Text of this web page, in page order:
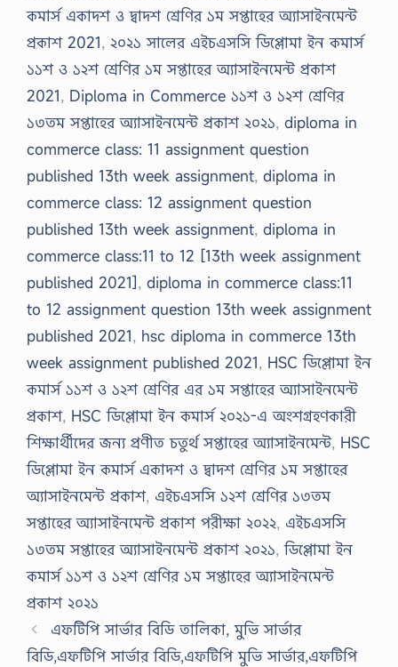
কমার্স একাদশ ও দ্বাদশ শ্রেণির ১ম সপ্তাহের অ্যাসাইনমেন্ট
প্রকাশ 2021, ২০২১ সালের এইচএসসি ডিপ্লোমা ইন কমার্স
১১শ ও ১২শ শ্রেণির ১ম সপ্তাহের অ্যাসাইনমেন্ট প্রকাশ
2021, Diploma in Commerce ১১শ ও ১২শ শ্রেণির
১৩তম সপ্তাহের অ্যাসাইনমেন্ট প্রকাশ ২০২১, diploma in
commerce class: 11 assignment question
published 13th week assignment, diploma in
commerce class: 12 assignment question
published 13th week assignment, diploma in
commerce class:11 to 12 [13th week assignment
published 2021], diploma in commerce class:11
to 12 assignment question 13th week assignment
published 2021, hsc diploma in commerce 13th
week assignment published 2021, HSC ডিপ্লোমা ইন
কমার্স ১১শ ও ১২শ শ্রেণির এর ১ম সপ্তাহের অ্যাসাইনমেন্ট
প্রকাশ, HSC ডিপ্লোমা ইন কমার্স ২০২১-এ অংশগ্রহণকারী
শিক্ষার্থীদের জন্য প্রণীত চতুর্থ সপ্তাহের অ্যাসাইনমেন্ট, HSC
ডিপ্লোমা ইন কমার্স একাদশ ও দ্বাদশ শ্রেণির ১ম সপ্তাহের
অ্যাসাইনমেন্ট প্রকাশ, এইচএসসি ১২শ শ্রেণির ১৩তম
সপ্তাহের অ্যাসাইনমেন্ট প্রকাশ পরীক্ষা ২০২২, এইচএসসি
১৩তম সপ্তাহের অ্যাসাইনমেন্ট প্রকাশ ২০২১,ডিপ্লোমা ইন
কমার্স ১১শ ও ১২শ শ্রেণির ১ম সপ্তাহের অ্যাসাইনমেন্ট
প্রকাশ ২০২১
এফটিপি সার্ভার বিডি তালিকা, মুভি সার্ভার
বিডি,এফটিপি সার্ভার বিডি,এফটিপি মুভি সার্ভার,এফটিপি